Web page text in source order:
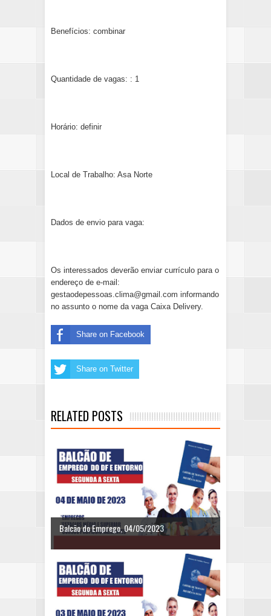
Benefícios: combinar
Quantidade de vagas: : 1
Horário: definir
Local de Trabalho: Asa Norte
Dados de envio para vaga:
Os interessados deverão enviar currículo para o
endereço de e-mail:
gestaodepessoas.clima@gmail.com informando
no assunto o nome da vaga Caixa Delivery.
Share on Facebook
Share on Twitter
RELATED POSTS
Balcão do Emprego, 04/05/2023